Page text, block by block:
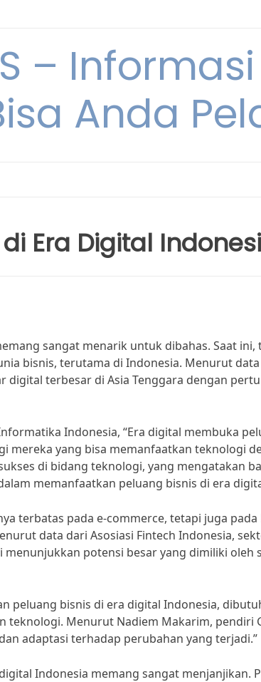
–
Anda
Era Digital
sangat menarik untuk dibahas. Saat
bisnis, terutama di Indonesia. Menurut
digital terbesar di Asia Tenggara dengan
Indonesia, “Era digital membuka
mereka yang bisa memanfaatkan teknologi
di bidang teknologi, yang mengatakan
memanfaatkan peluang bisnis di era
terbatas pada e-commerce, tetapi juga
data dari Asosiasi Fintech Indonesia,
menunjukkan potensi besar yang dimiliki oleh
peluang bisnis di era digital Indonesia,
teknologi. Menurut Nadiem Makarim, pendiri
adaptasi terhadap perubahan yang terjadi.”
Indonesia memang sangat menjanjikan.